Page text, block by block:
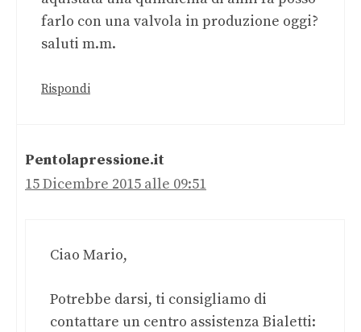
farlo con una valvola in produzione oggi?
saluti m.m.
Rispondi
Pentolapressione.it
15 Dicembre 2015 alle 09:51
Ciao Mario,
Potrebbe darsi, ti consigliamo di
contattare un centro assistenza Bialetti: